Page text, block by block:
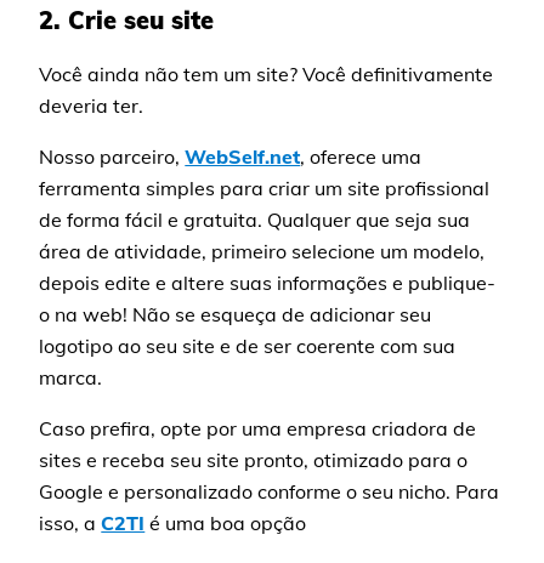
2. Crie seu site
Você ainda não tem um site? Você definitivamente
deveria ter.
Nosso parceiro,WebSelf.net, oferece uma
ferramenta simples para criar um site profissional
de forma fácil e gratuita. Qualquer que seja sua
área de atividade, primeiro selecione um modelo,
depois edite e altere suas informações e publique-
o na web! Não se esqueça de adicionar seu
logotipo ao seu site e de ser coerente com sua
marca.
Caso prefira, opte por uma empresa criadora de
sites e receba seu site pronto, otimizado para o
Google e personalizado conforme o seu nicho. Para
isso, aC2TI é uma boa opção